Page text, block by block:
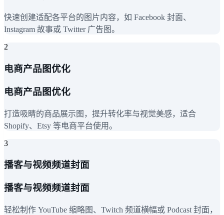
快速创建适配各平台的图片内容，如 Facebook 封面、
Instagram 故事或 Twitter 广告图。
2
电商产品图优化
电商产品图优化
打造吸睛的商品展示图，提升转化率与视觉美感，适合
Shopify、Etsy 等电商平台使用。
3
播客与视频频道封面
播客与视频频道封面
轻松制作 YouTube 缩略图、Twitch 频道横幅或 Podcast 封面，